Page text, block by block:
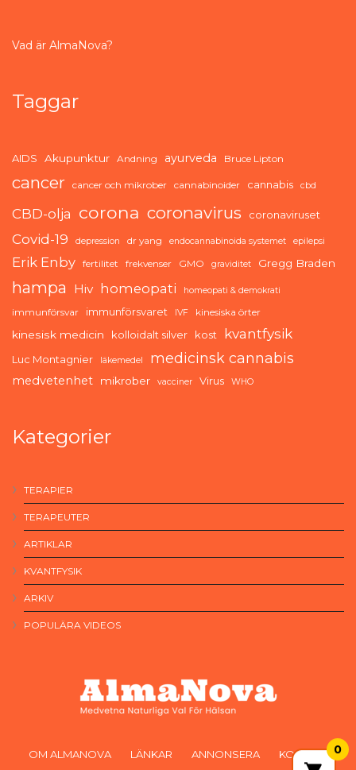
Vad är AlmaNova?
Taggar
AIDS Akupunktur Andning ayurveda Bruce Lipton
cancer cancer och mikrober cannabinoider cannabis cbd
CBD-olja corona coronavirus coronaviruset
Covid-19 depression dr yang endocannabinoida systemet epilepsi
Erik Enby fertilitet frekvenser GMO graviditet Gregg Braden
hampa Hiv homeopati homeopati & demokrati
immunförsvar immunförsvaret IVF kinesiska örter
kinesisk medicin kolloidalt silver kost kvantfysik
Luc Montagnier läkemedel medicinsk cannabis
medvetenhet mikrober vacciner Virus WHO
Kategorier
TERAPIER
TERAPEUTER
ARTIKLAR
KVANTFYSIK
ARKIV
POPULÄRA VIDEOS
OM ALMANOVA LÄNKAR ANNONSERA KONTAKT
0